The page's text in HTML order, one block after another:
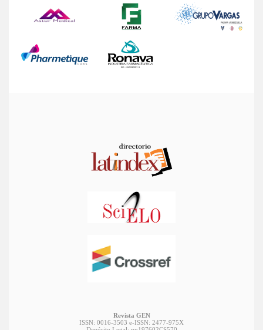
Revista GEN
ISSN: 0016-3503 e-ISSN: 2477-975X